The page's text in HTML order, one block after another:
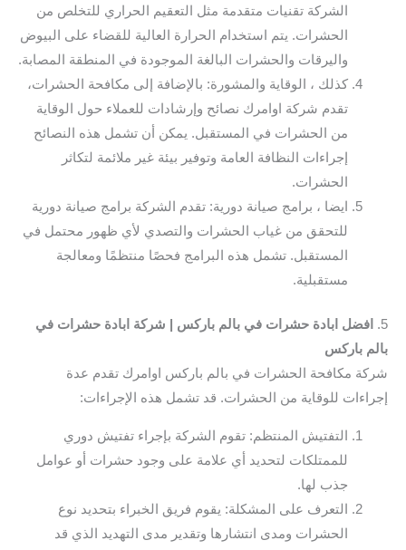
الشركة تقنيات متقدمة مثل التعقيم الحراري للتخلص من
الحشرات. يتم استخدام الحرارة العالية للقضاء على البيوض
واليرقات والحشرات البالغة الموجودة في المنطقة المصابة.
كذلك ، الوقاية والمشورة: بالإضافة إلى مكافحة الحشرات،
تقدم شركة اوامرك نصائح وإرشادات للعملاء حول الوقاية
من الحشرات في المستقبل. يمكن أن تشمل هذه النصائح
إجراءات النظافة العامة وتوفير بيئة غير ملائمة لتكاثر
الحشرات.
ايضا ، برامج صيانة دورية: تقدم الشركة برامج صيانة دورية
للتحقق من غياب الحشرات والتصدي لأي ظهور محتمل في
المستقبل. تشمل هذه البرامج فحصًا منتظمًا ومعالجة
مستقبلية.
5.
افضل ابادة حشرات في بالم باركس | شركة ابادة حشرات في
بالم باركس
شركة مكافحة الحشرات في بالم باركس اوامرك تقدم عدة
إجراءات للوقاية من الحشرات. قد تشمل هذه الإجراءات:
التفتيش المنتظم: تقوم الشركة بإجراء تفتيش دوري
للممتلكات لتحديد أي علامة على وجود حشرات أو عوامل
جذب لها.
التعرف على المشكلة: يقوم فريق الخبراء بتحديد نوع
الحشرات ومدى انتشارها وتقدير مدى التهديد الذي قد